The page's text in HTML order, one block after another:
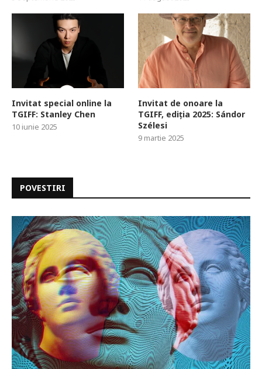
Invitat special online la
TGIFF: Stanley Chen
10 iunie 2025
Invitat de onoare la
TGIFF, ediția 2025: Sándor
Szélesi
9 martie 2025
POVESTIRI